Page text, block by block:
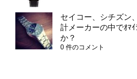
セイコー、シチズン
計メーカーの中でｵﾏ
か？
0 件のコメント